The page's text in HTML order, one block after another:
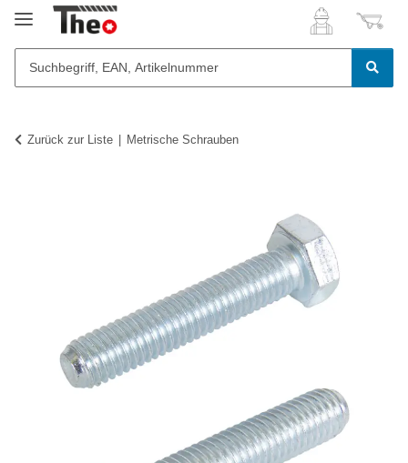
Zurück zur Liste Metrische Schrauben